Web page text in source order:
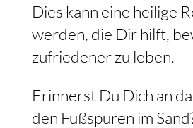
Dies kann eine heilige
werden, die Dir hilft,
zufriedener zu leben.
Erinnerst Du Dich an
den Fußspuren im